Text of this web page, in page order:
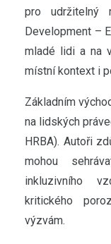
pro udržitelný
Development –
mladé lidi a na
místní kontext i
Základním
na lidských
HRBA). Autoři
mohou
inkluzivního
kritického
výzvám.